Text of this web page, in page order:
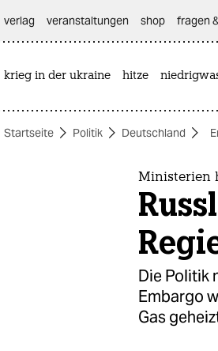
themen
verlag
veranstaltungen shop fragen
krieg in der ukraine hitze
Startseite Politik Deutschland
Ministerien
Die Politik
Embargo
Gas